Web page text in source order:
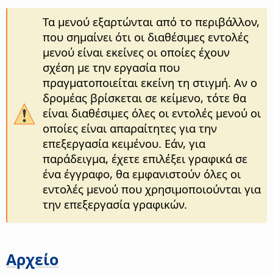
Τα μενού εξαρτώνται από το περιβάλλον,
που σημαίνει ότι οι διαθέσιμες εντολές
μενού είναι εκείνες οι οποίες έχουν
σχέση με την εργασία που
πραγματοποιείται εκείνη τη στιγμή. Αν ο
δρομέας βρίσκεται σε κείμενο, τότε θα
είναι διαθέσιμες όλες οι εντολές μενού οι
οποίες είναι απαραίτητες για την
επεξεργασία κειμένου. Εάν, για
παράδειγμα, έχετε επιλέξει γραφικά σε
ένα έγγραφο, θα εμφανιστούν όλες οι
εντολές μενού που χρησιμοποιούνται για
την επεξεργασία γραφικών.
Αρχείο